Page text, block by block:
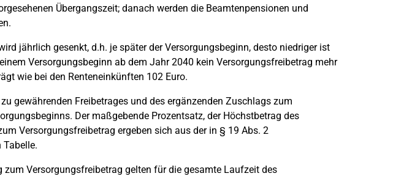
Übergangszeit; danach werden die Beamtenpensionen und
jährlich gesenkt, d.h. je später der Versorgungsbeginn, desto niedriger ist
Versorgungsbeginn ab dem Jahr 2040 kein Versorgungsfreibetrag mehr
wie bei den Renteneinkünften 102 Euro.
gewährenden Freibetrages und des ergänzenden Zuschlags zum
Der maßgebende Prozentsatz, der Höchstbetrag des
Versorgungsfreibetrag ergeben sich aus der in § 19 Abs. 2
Tabelle.
Versorgungsfreibetrag gelten für die gesamte Laufzeit des